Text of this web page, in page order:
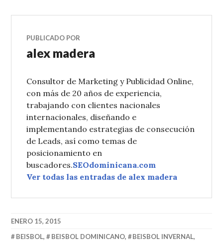
PUBLICADO POR
alex madera
Consultor de Marketing y Publicidad Online,
con más de 20 años de experiencia,
trabajando con clientes nacionales
internacionales, diseñando e
implementando estrategias de consecución
de Leads, así como temas de
posicionamiento en
buscadores.SEOdominicana.com
Ver todas las entradas de alex madera
ENERO 15, 2015
BEISBOL, BEISBOL DOMINICANO, BEISBOL INVERNAL,